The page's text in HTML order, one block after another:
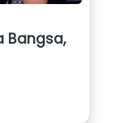
Bangsa,